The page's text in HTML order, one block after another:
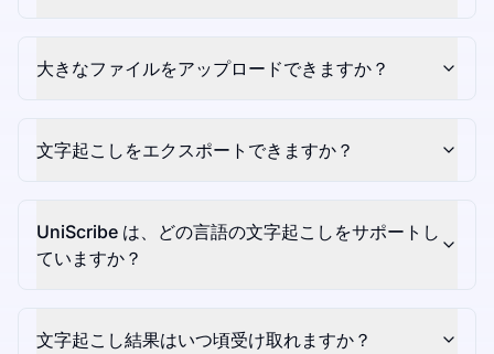
大きなファイルをアップロードできますか？
文字起こしをエクスポートできますか？
UniScribe は、どの言語の文字起こしをサポートし
ていますか？
文字起こし結果はいつ頃受け取れますか？